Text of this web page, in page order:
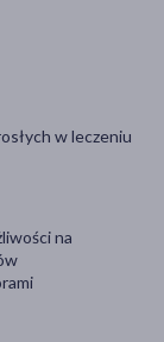
w leczeniu
na